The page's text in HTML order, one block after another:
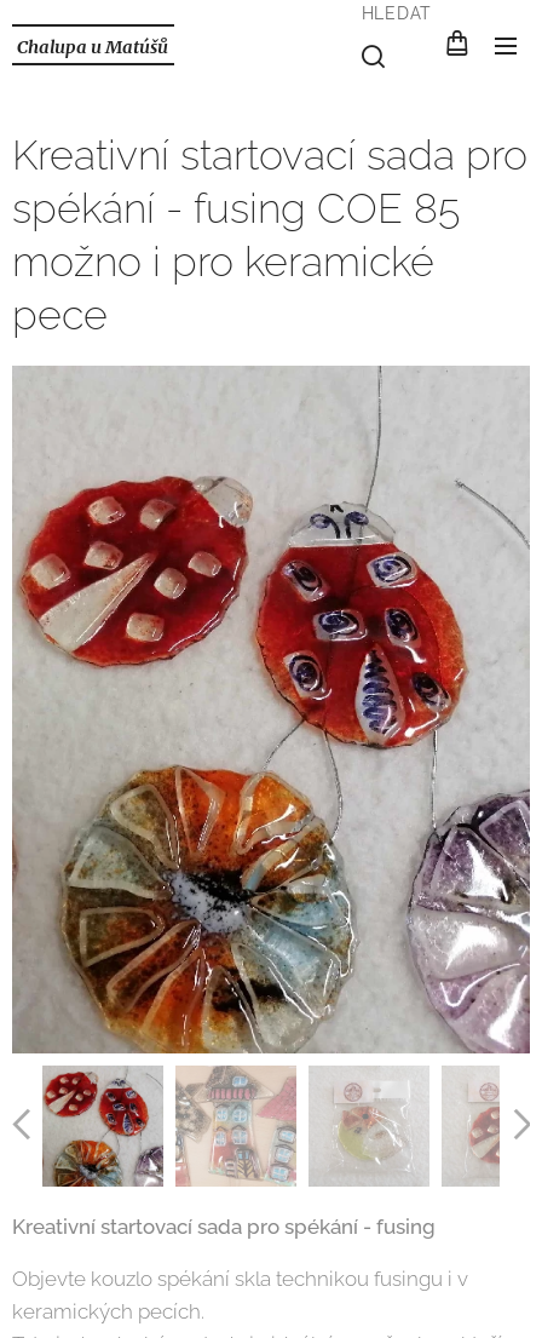
Chalupa u Matúšů
HLEDAT
Kreativní startovací sada pro
spékání - fusing COE 85
možno i pro keramické
pece
Kreativní startovací sada pro spékání - fusing
Objevte kouzlo spékání skla technikou fusingu i v
keramických pecích.